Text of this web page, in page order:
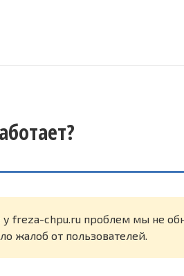
у freza-chpu.ru проблем мы не
жалоб от пользователей.